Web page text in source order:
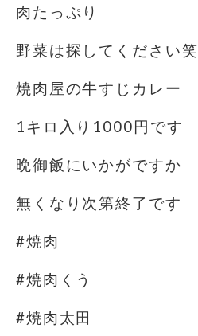
肉たっぷり
野菜は探してください笑
焼肉屋の牛すじカレー
1キロ入り1000円です
晩御飯にいかがですか
無くなり次第終了です
#焼肉
#焼肉くう
#焼肉太田